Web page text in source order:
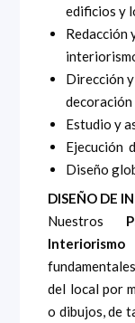
edificios y
Redacción
Dirección
decoración
Estudio y
Ejecución
Diseño
DISEÑO DE
Nuestros
Interiorismo
del local por
o dibujos, de